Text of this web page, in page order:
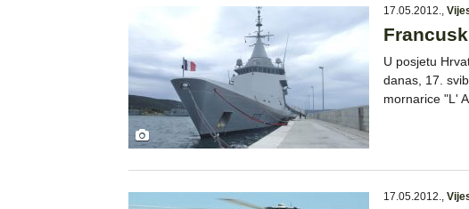
17.05.2012.,
U posjetu
danas, 17.
mornarice "L'
17.05.2012.,